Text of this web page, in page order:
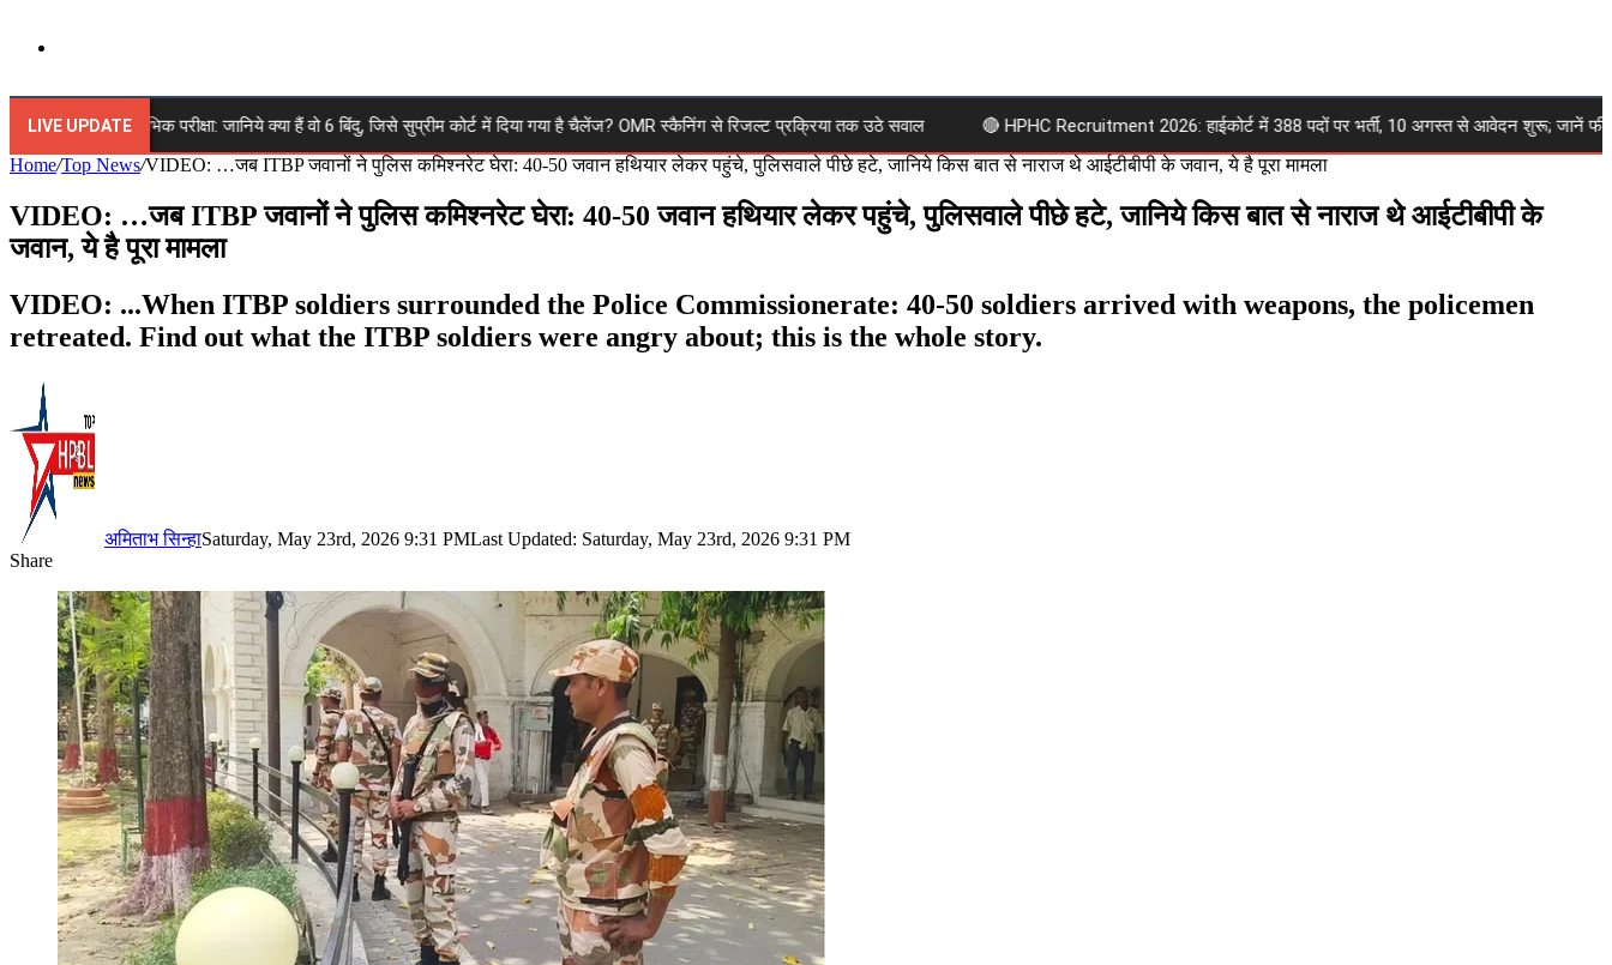
for
LIVE UPDATE
14वीं प्रारंभिक परीक्षा: जानिये क्या हैं वो 6 बिंदु, जिसे सुप्रीम कोर्ट में दिया गया है चैलेंज? OMR स्कैनिंग से रिजल्ट प्रक्रिया तक उठे सवाल 🔴 HPHC Recruitment 2026: हाईकोर्ट में 388 पदों पर भर्ती, 10 अगस्त से आवेदन शुरू; जानें फीस,
Home/Top News/VIDEO: …जब ITBP जवानों ने पुलिस कमिश्नरेट घेरा: 40-50 जवान हथियार लेकर पहुंचे, पुलिसवाले पीछे हटे, जानिये किस बात से नाराज थे आईटीबीपी के जवान, ये है पूरा मामला
VIDEO: …जब ITBP जवानों ने पुलिस कमिश्नरेट घेरा: 40-50 जवान हथियार लेकर पहुंचे, पुलिसवाले पीछे हटे, जानिये किस बात से नाराज थे आईटीबीपी के
जवान, ये है पूरा मामला
VIDEO: ...When ITBP soldiers surrounded the Police Commissionerate: 40-50 soldiers arrived with weapons, the policemen
retreated. Find out what the ITBP soldiers were angry about; this is the whole story.
अमिताभ सिन्हाSaturday, May 23rd, 2026 9:31 PMLast Updated: Saturday, May 23rd, 2026 9:31 PM
Share